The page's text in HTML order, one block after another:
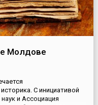
Молдове
С инициативой
и Ассоциация